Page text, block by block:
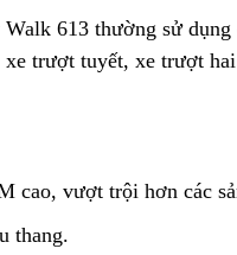
613 thường sử
xe trượt tuyết, xe trượt
cao, vượt trội hơn các
thang.
Lõi Lọc Thô Đầu
Nghiệp: Hướng Dẫn